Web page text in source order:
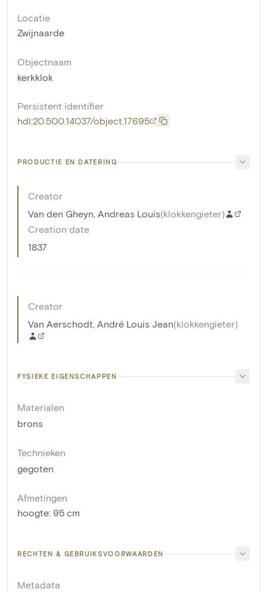
Locatie
Zwijnaarde
Objectnaam
kerkklok
Persistent identifier
hdl:20.500.14037/object.17695
PRODUCTIE EN DATERING
Creator
Van den Gheyn, Andreas Louis(klokkengieter)
Creation date
1837
Creator
Van Aerschodt, André Louis Jean(klokkengieter)
FYSIEKE EIGENSCHAPPEN
Materialen
brons
Technieken
gegoten
Afmetingen
hoogte: 95 cm
RECHTEN & GEBRUIKSVOORWAARDEN
Metadata